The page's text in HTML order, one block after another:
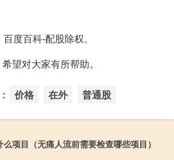
度百科-配股除权。
望对大家有所帮助。
价格 在外 普通股
项目（无痛人流前需要检查哪些项目）